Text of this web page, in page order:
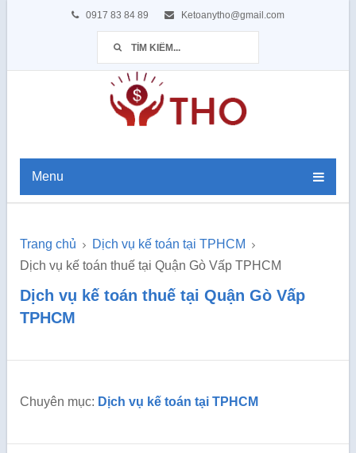
0917 83 84 89 Ketoanytho@gmail.com
Menu
Trang chủ
Dịch vụ kế toán tại TPHCM
Dịch vụ kế toán thuế tại Quận Gò Vấp TPHCM
Dịch vụ kế toán thuế tại Quận Gò Vấp
TPHCM
Chuyên mục: Dịch vụ kế toán tại TPHCM